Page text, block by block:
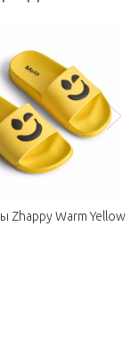
Zhappy Warm Yellow